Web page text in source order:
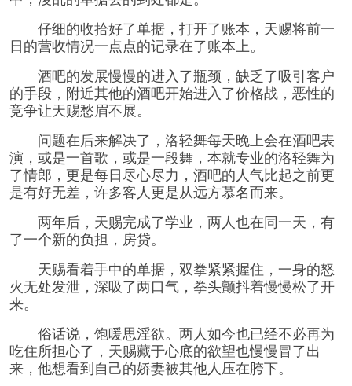
仔细的收拾好了单据，打开了账本，天赐将前一
日的营收情况一点点的记录在了账本上。
酒吧的发展慢慢的进入了瓶颈，缺乏了吸引客户
的手段，附近其他的酒吧开始进入了价格战，恶性的
竞争让天赐愁眉不展。
问题在后来解决了，洛轻舞每天晚上会在酒吧表
演，或是一首歌，或是一段舞，本就专业的洛轻舞为
了情郎，更是每日尽心尽力，酒吧的人气比起之前更
是有好无差，许多客人更是从远方慕名而来。
两年后，天赐完成了学业，两人也在同一天，有
了一个新的负担，房贷。
天赐看着手中的单据，双拳紧紧握住，一身的怒
火无处发泄，深吸了两口气，拳头颤抖着慢慢松了开
来。
俗话说，饱暖思淫欲。两人如今也已经不必再为
吃住所担心了，天赐藏于心底的欲望也慢慢冒了出
来，他想看到自己的娇妻被其他人压在胯下。